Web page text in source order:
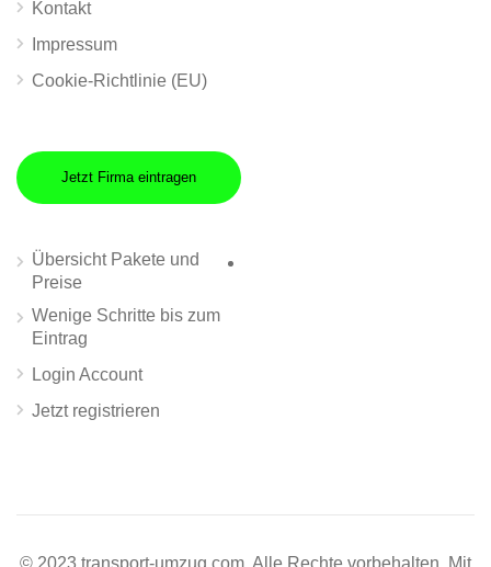
Kontakt
Impressum
Cookie-Richtlinie (EU)
Jetzt Firma eintragen
Übersicht Pakete und
Preise
Wenige Schritte bis zum
Eintrag
Login Account
Jetzt registrieren
© 2023 transport-umzug.com. Alle Rechte vorbehalten. Mit